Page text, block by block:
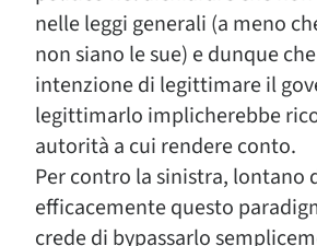
nelle leggi generali (a meno
non siano le sue) e dunque
intenzione di legittimare il
legittimarlo implicherebbe
autorità a cui rendere conto.
Per contro la sinistra, lontano
efficacemente questo
crede di bypassarlo